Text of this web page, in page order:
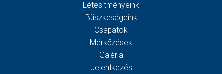
Létesítményeink
Büszkeségeink
Csapatok
Mérkőzések
Galéria
Jelentkezés